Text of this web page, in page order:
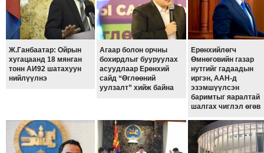
ЭРГЭН
ТОЙРОНД
ДЭЛБЭРСЭН
ОСЛЫН
ТӨВСИЙН
ТОДОТГОЛЫН
ЭРГЭН
Ж.Ганбаатар: Ойрын
хугацаанд 18 мянган
тонн АИ92 шатахуун
нийлүүлнэ
Агаар болон орчны
бохирдлыг бууруулах
асуудлаар Ерөнхий
сайд “Өглөөний
уулзалт” хийж байна
Ерөнхийлөгч
Өмнөговийн газар
нутгийг гадаадын
иргэн, ААН-д
эзэмшүүлсэн
баримтыг яаралтай
шалгах чиглэл өгөв